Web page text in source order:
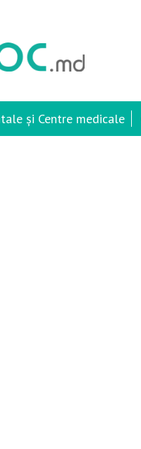
și Centre medicale